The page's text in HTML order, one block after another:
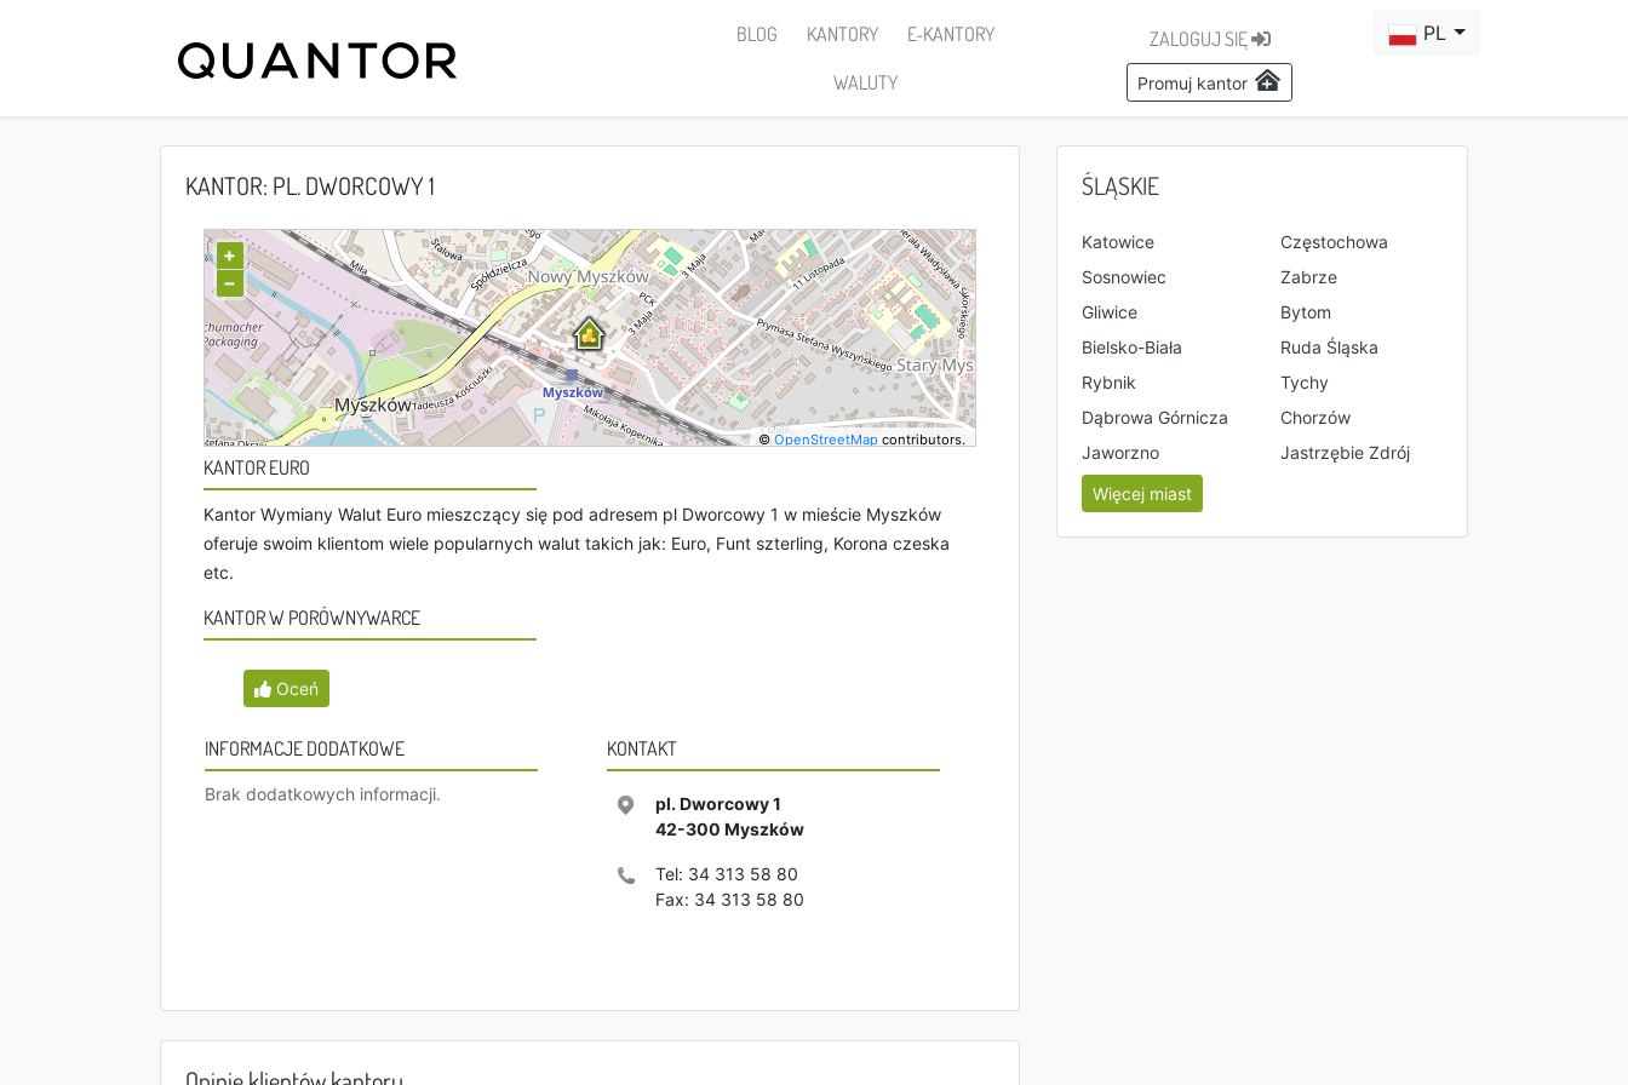
BLOG KANTORY
E-KANTORY
WALUTY
ZALOGUJ SIĘ
Promuj kantor
PL
KANTOR: PL. DWORCOWY 1
+
−
©OpenStreetMap contributors.
KANTOR EURO
Kantor Wymiany Walut Euro mieszczący się pod adresem pl Dworcowy 1 w mieście Myszków
oferuje swoim klientom wiele popularnych walut takich jak: Euro, Funt szterling, Korona czeska
etc.
KANTOR W PORÓWNYWARCE
Oceń
INFORMACJE DODATKOWE
Brak dodatkowych informacji.
KONTAKT
pl. Dworcowy 1
42-300 Myszków
Tel: 34 313 58 80
Fax: 34 313 58 80
ŚLĄSKIE
Katowice
Częstochowa
Sosnowiec
Zabrze
Gliwice
Bytom
Bielsko-Biała
Ruda Śląska
Rybnik
Tychy
Dąbrowa Górnicza
Chorzów
Jaworzno
Jastrzębie Zdrój
Więcej miast